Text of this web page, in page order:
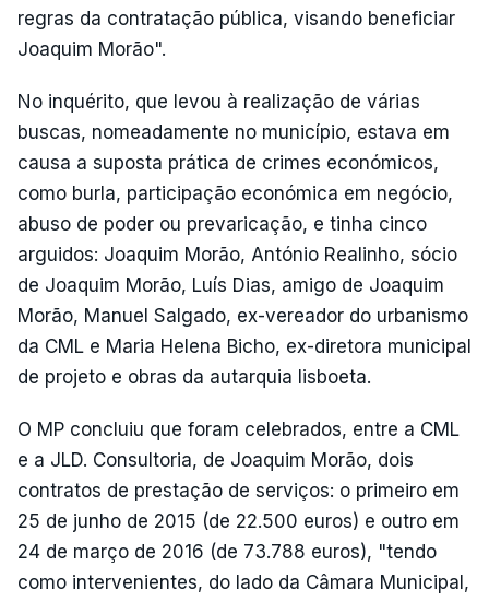
regras da contratação pública, visando beneficiar
Joaquim Morão".
No inquérito, que levou à realização de várias
buscas, nomeadamente no município, estava em
causa a suposta prática de crimes económicos,
como burla, participação económica em negócio,
abuso de poder ou prevaricação, e tinha cinco
arguidos: Joaquim Morão, António Realinho, sócio
de Joaquim Morão, Luís Dias, amigo de Joaquim
Morão, Manuel Salgado, ex-vereador do urbanismo
da CML e Maria Helena Bicho, ex-diretora municipal
de projeto e obras da autarquia lisboeta.
O MP concluiu que foram celebrados, entre a CML
e a JLD. Consultoria, de Joaquim Morão, dois
contratos de prestação de serviços: o primeiro em
25 de junho de 2015 (de 22.500 euros) e outro em
24 de março de 2016 (de 73.788 euros), "tendo
como intervenientes, do lado da Câmara Municipal,